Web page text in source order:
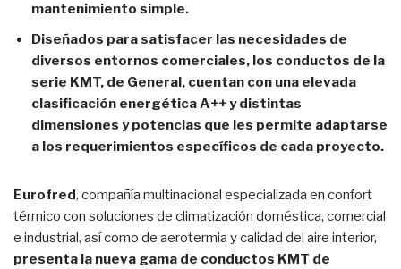
mantenimiento simple.
Diseñados para satisfacer las necesidades de
diversos entornos comerciales, los conductos de la
serie KMT, de General, cuentan con una elevada
clasificación energética A++ y distintas
dimensiones y potencias que les permite adaptarse
a los requerimientos específicos de cada proyecto.
Eurofred, compañía multinacional especializada en confort
térmico con soluciones de climatización doméstica, comercial
e industrial, así como de aerotermia y calidad del aire interior,
presenta la nueva gama de conductos KMT de